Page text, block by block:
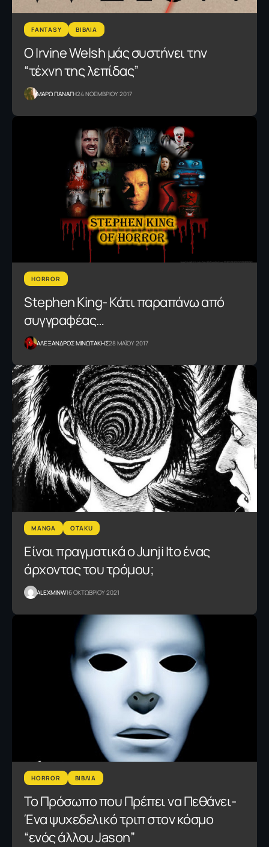
FANTASY ΒΙΒΛΙΑ
Ο Irvine Welsh μάς συστήνει την
“τέχνη της λεπίδας”
ΜΑΡΩ ΠΑΝΑΓΗ24 ΝΟΕΜΒΡΙΟΥ 2017
HORROR
Stephen King- Κάτι παραπάνω από
συγγραφέας…
ΑΛΕΞΑΝΔΡΟΣ ΜΙΝΩΤΑΚΗΣ28 ΜΑΪΟΥ 2017
MANGA OTAKU
Είναι πραγματικά ο Junji Ito ένας
άρχοντας του τρόμου;
ALEXMINW16 ΟΚΤΩΒΡΙΟΥ 2021
HORROR ΒΙΒΛΙΑ
Το Πρόσωπο που Πρέπει να Πεθάνει-
Ένα ψυχεδελικό τριπ στον κόσμο
“ενός άλλου Jason”